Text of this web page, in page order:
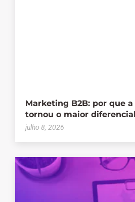
Marketing B2B: por que
tornou o maior
julho 8, 2026